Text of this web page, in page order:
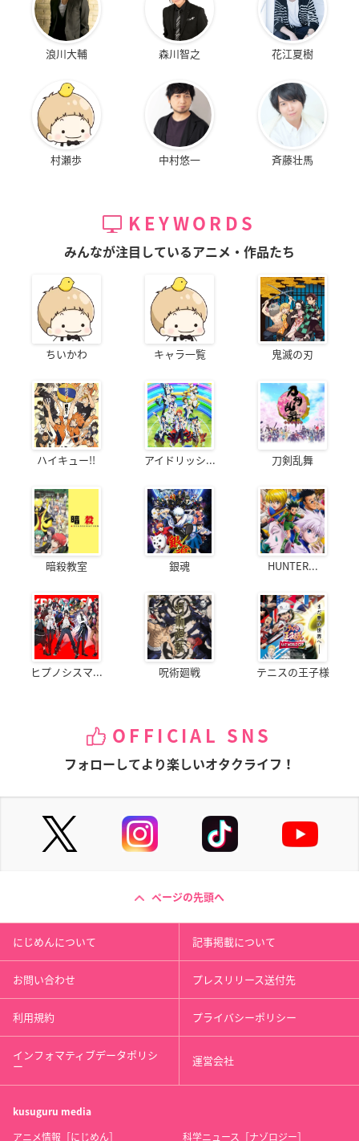
浪川大輔 森川智之 花江夏樹
村瀬歩 中村悠一 斉藤壮馬
KEYWORDS
みんなが注目しているアニメ・作品たち
ちいかわ キャラ一覧 鬼滅の刃
ハイキュー!! アイドリッシ... 刀剣乱舞
暗殺教室 銀魂 HUNTER...
ヒプノシスマ... 呪術廻戦 テニスの王子様
OFFICIAL SNS
フォローしてより楽しいオタクライフ！
ページの先頭へ
にじめんについて 記事掲載について
お問い合わせ プレスリリース送付先
利用規約 プライバシーポリシー
インフォマティブデータポリシ
ー 運営会社
kusuguru media
アニメ情報［にじめん］ 科学ニュース［ナゾロジー］